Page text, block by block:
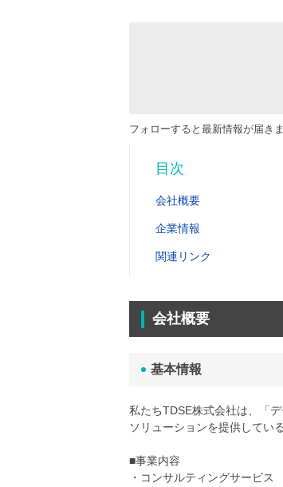
フォローすると最新情報が届き
目次
会社概要
企業情報
関連リンク
会社概要
基本情報
私たちTDSE株式会社は、「
ソリューションを提供してい
■事業内容
・コンサルティングサービス